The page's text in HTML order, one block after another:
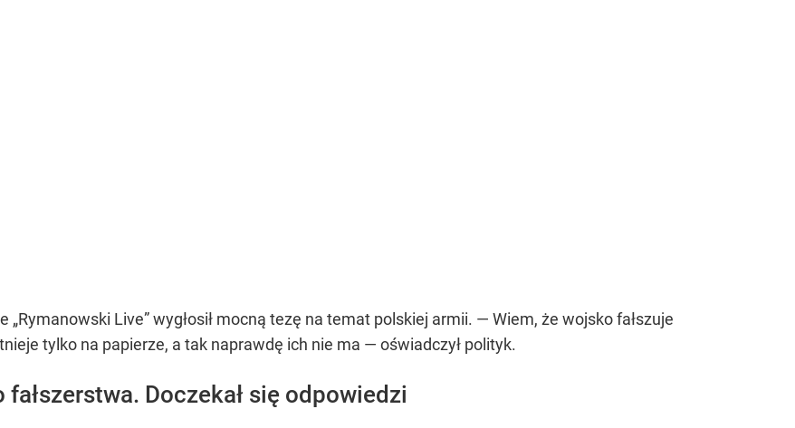
„Rymanowski Live” wygłosił mocną tezę na temat polskiej armii. — Wiem, że wojsko fałszuje
tylko na papierze, a tak naprawdę ich nie ma — oświadczył polityk.
Doczekał się odpowiedzi